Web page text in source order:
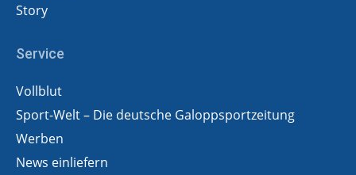
Story
Service
Vollblut
Sport-Welt – Die deutsche Galoppsportzeitung
Werben
News einliefern